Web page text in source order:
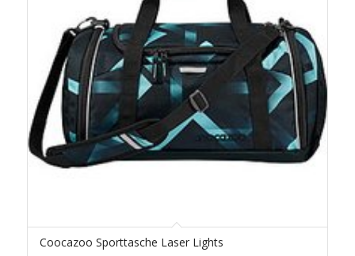
Coocazoo Sporttasche Laser Lights